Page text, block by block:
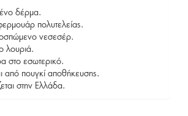
δέρμα.
πολυτελείας.
νεσεσέρ.
λουριά.
στο εσωτερικό.
από πουγκί αποθήκευσης.
στην Ελλάδα.